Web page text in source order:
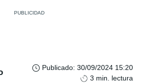
Publicado: 30/09/2024 15:20
3 min. lectura